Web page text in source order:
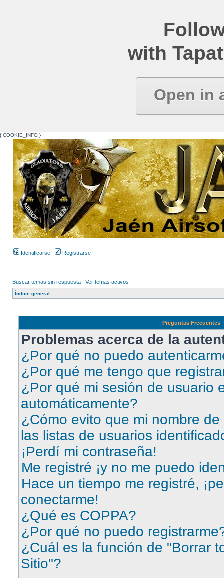
with
Open in
{ COOKIE_INFO }
Identificarse Registrarse
Buscar temas sin respuesta | Ver temas activos
Índice general
Preguntas Frecuentes
Problemas acerca de la
¿Por qué no puedo
¿Por qué me tengo que
¿Por qué mi sesión de usuario
automáticamente?
¿Cómo evito que mi nombre
las listas de usuarios
¡Perdí mi contraseña!
Me registré ¡y no me puedo
Hace un tiempo me registré,
conectarme!
¿Qué es COPPA?
¿Por qué no puedo
¿Cuál es la función de "Borrar
Sitio"?